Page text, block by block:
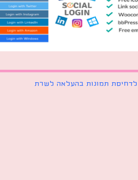
תמונות בהעלאה לשרת